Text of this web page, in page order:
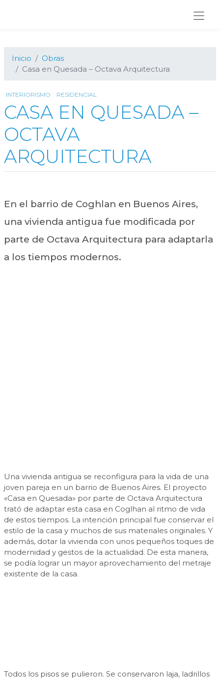
Inicio
Obras
Casa en Quesada – Octava Arquitectura
INTERIORISMO RESIDENCIAL
CASA EN QUESADA –
OCTAVA
ARQUITECTURA
En el barrio de Coghlan en Buenos Aires,
una vivienda antigua fue modificada por
parte de Octava Arquitectura para adaptarla
a los tiempos modernos.
Una vivienda antigua se reconfigura para la vida de una
joven pareja en un barrio de Buenos Aires. El proyecto
«Casa en Quesada» por parte de Octava Arquitectura
trató de adaptar esta casa en Coglhan al ritmo de vida
de estos tiempos. La intención principal fue conservar el
estilo de la casa y muchos de sus materiales originales. Y
además, dotar la vivienda con unos pequeños toques de
modernidad y gestos de la actualidad. De esta manera,
se podía lograr un mayor aprovechamiento del metraje
existente de la casa.
Todos los pisos se pulieron. Se conservaron laja, ladrillos